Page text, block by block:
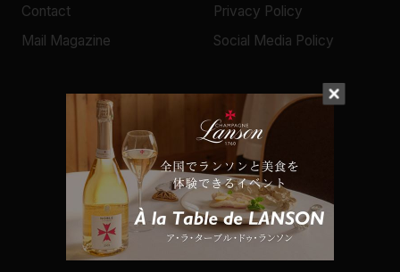
Contact
Mail Magazine
Privacy Policy
Social Media Policy
© 2022 Mottox inc.